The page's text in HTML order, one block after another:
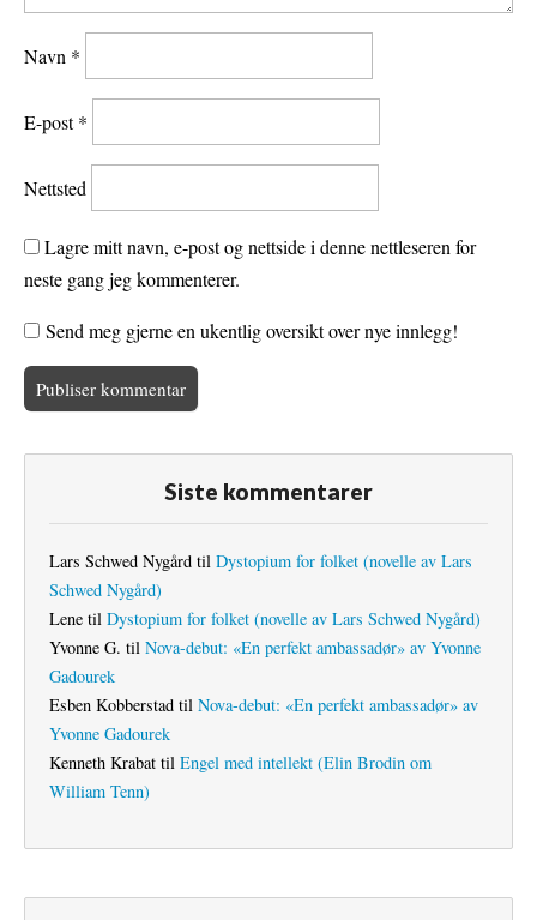
Navn *
E-post*
Nettsted
Lagre mitt navn, e-post og nettside i denne nettleseren for
neste gang jeg kommenterer.
Send meg gjerne en ukentlig oversikt over nye innlegg!
Siste kommentarer
Lars Schwed Nygård til Dystopium for folket (novelle av Lars
Schwed Nygård)
Lene til Dystopium for folket (novelle av Lars Schwed Nygård)
Yvonne G. til Nova-debut: «En perfekt ambassadør» av Yvonne
Gadourek
Esben Kobberstad til Nova-debut: «En perfekt ambassadør» av
Yvonne Gadourek
Kenneth Krabat til Engel med intellekt (Elin Brodin om
William Tenn)